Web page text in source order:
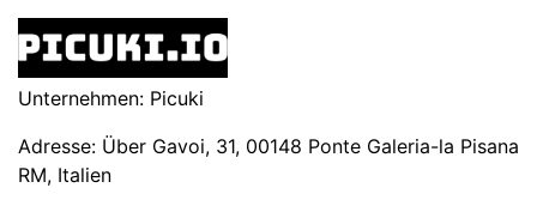
Unternehmen: Picuki
Adresse: Über Gavoi, 31, 00148 Ponte Galeria-la Pisana
RM, Italien